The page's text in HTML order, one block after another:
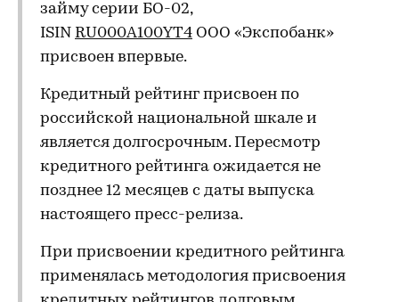
займу серии БО-02,
ISIN RU000A100YT4 ООО «Экспобанк»
присвоен впервые.
Кредитный рейтинг присвоен по
российской национальной шкале и
является долгосрочным. Пересмотр
кредитного рейтинга ожидается не
позднее 12 месяцев с даты выпуска
настоящего пресс-релиза.
При присвоении кредитного рейтинга
применялась методология присвоения